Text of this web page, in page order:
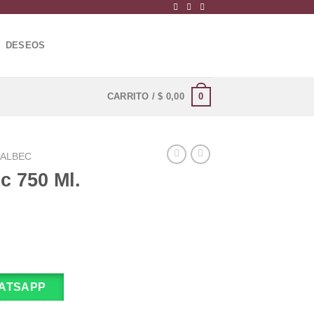
DESEOS
CARRITO /$ 0,00 0
750 Ml.